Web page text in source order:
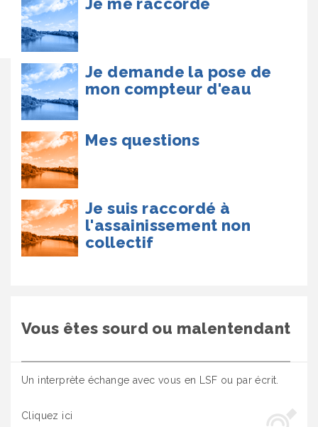
Je demande la pose de
mon compteur d'eau
Mes questions
Je suis raccordé à
l'assainissement non
collectif
Vous êtes sourd ou malentendant
Un interprète échange avec vous en LSF ou par écrit.
Cliquez ici